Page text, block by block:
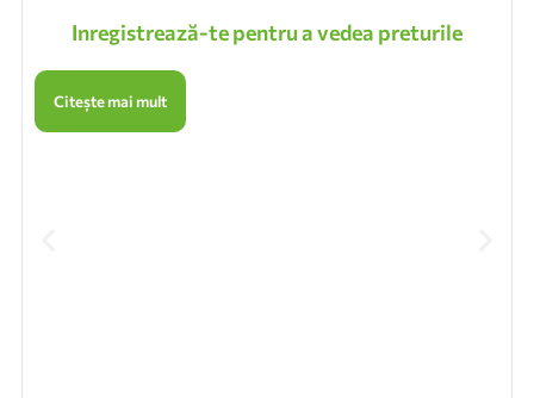
Inregistrează-te pentru a vedea preturile
Citește mai mult